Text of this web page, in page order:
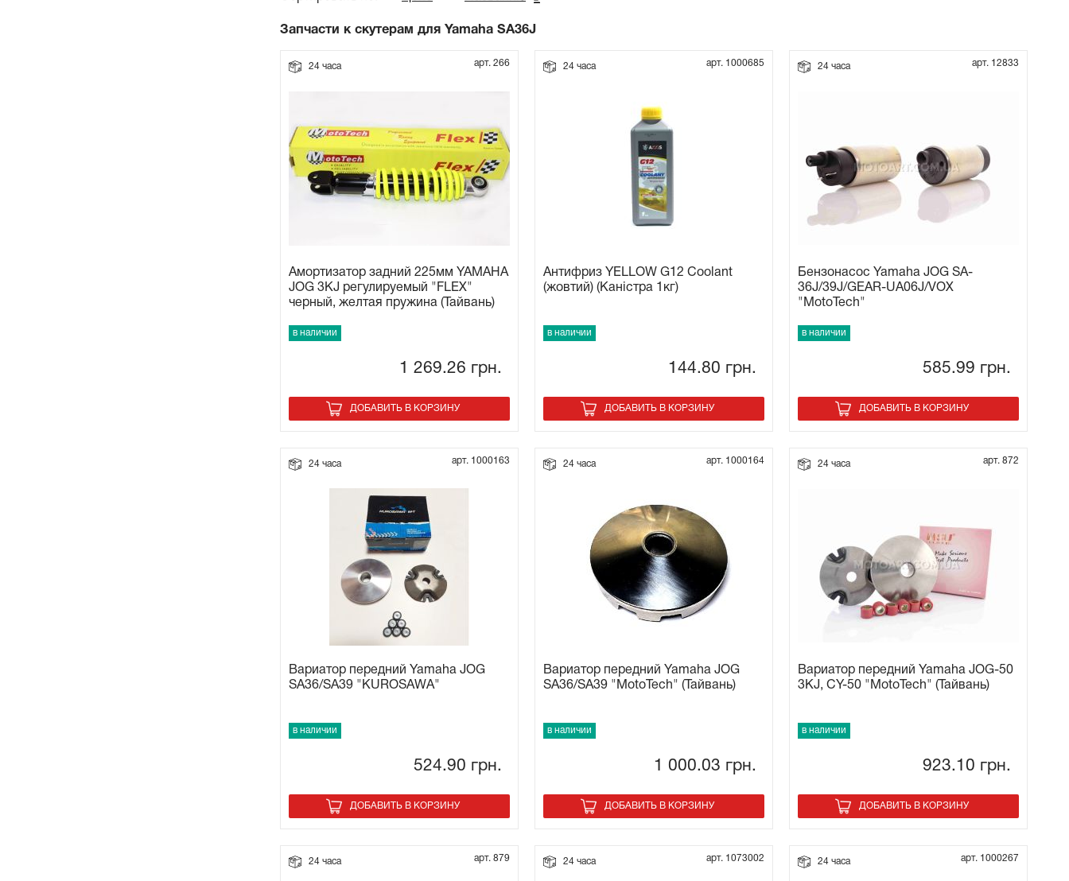
Запчасти к скутерам для Yamaha SA36J
24 часа арт. 266
Амортизатор задний 225мм YAMAHA
JOG 3KJ регулируемый "FLEX"
черный, желтая пружина (Тайвань)
в наличии
1 269.26 грн.
ДОБАВИТЬ В КОРЗИНУ
24 часа арт. 1000685
Антифриз YELLOW G12 Сoolant
(жовтий) (Каністра 1кг)
в наличии
144.80 грн.
ДОБАВИТЬ В КОРЗИНУ
24 часа арт. 12833
Бензонасос Yamaha JOG SA-
36J/39J/GEAR-UA06J/VOX
"MotoTech"
в наличии
585.99 грн.
ДОБАВИТЬ В КОРЗИНУ
24 часа арт. 1000163
Вариатор передний Yamaha JOG
SA36/SA39 "KUROSAWA"
в наличии
524.90 грн.
ДОБАВИТЬ В КОРЗИНУ
24 часа арт. 1000164
Вариатор передний Yamaha JOG
SA36/SA39 "MotoTech" (Тайвань)
в наличии
1 000.03 грн.
ДОБАВИТЬ В КОРЗИНУ
24 часа арт. 872
Вариатор передний Yamaha JOG-50
3KJ, CY-50 "MotoTech" (Тайвань)
в наличии
923.10 грн.
ДОБАВИТЬ В КОРЗИНУ
24 часа арт. 879 24 часа арт. 1073002 24 часа арт. 1000267